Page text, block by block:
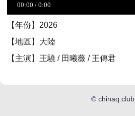
【年份】2026
【地區】大陸
【主演】王驍 / 田曦薇 / 王傳君
© chinaq.club